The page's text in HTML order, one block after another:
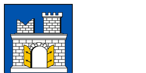
змісту
ліву
бічну
панель
праву
бічну
панель
нижнього
колонтитула